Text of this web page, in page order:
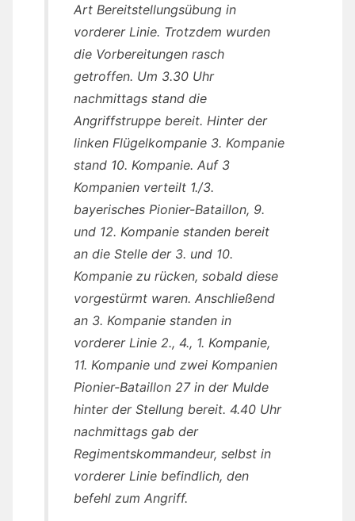
Art Bereitstellungsübung in
vorderer Linie. Trotzdem wurden
die Vorbereitungen rasch
getroffen. Um 3.30 Uhr
nachmittags stand die
Angriffstruppe bereit. Hinter der
linken Flügelkompanie 3. Kompanie
stand 10. Kompanie. Auf 3
Kompanien verteilt 1./3.
bayerisches Pionier-Bataillon, 9.
und 12. Kompanie standen bereit
an die Stelle der 3. und 10.
Kompanie zu rücken, sobald diese
vorgestürmt waren. Anschließend
an 3. Kompanie standen in
vorderer Linie 2., 4., 1. Kompanie,
11. Kompanie und zwei Kompanien
Pionier-Bataillon 27 in der Mulde
hinter der Stellung bereit. 4.40 Uhr
nachmittags gab der
Regimentskommandeur, selbst in
vorderer Linie befindlich, den
befehl zum Angriff.